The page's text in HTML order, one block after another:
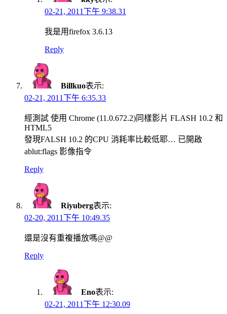
02-21, 2011下午 9:38.31
我是用firefox 3.6.13
Reply
Billkuo表示:
02-21, 2011下午 6:35.33
經測試 使用 Chrome (11.0.672.2)同樣影片 FLASH 10.2 和
HTML5
發現FALSH 10.2 的CPU 消耗率比較低耶… 已開啟
ablut:flags 影像指令
Reply
Riyuberg表示:
02-20, 2011下午 10:49.35
還是沒有重複播放嗎@@
Reply
Eno表示:
02-21, 2011下午 12:30.09